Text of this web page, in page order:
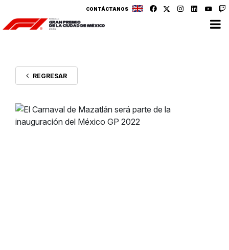
CONTÁCTANOS
REGRESAR